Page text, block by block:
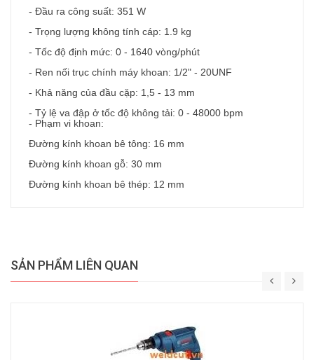
- Đầu ra công suất: 351 W
- Trọng lượng không tính cáp: 1.9 kg
- Tốc độ định mức: 0 - 1640 vòng/phút
- Ren nối trục chính máy khoan: 1/2" - 20UNF
- Khả năng của đầu cặp: 1,5 - 13 mm
- Tỷ lệ va đập ở tốc độ không tải: 0 - 48000 bpm
- Phạm vi khoan:
Đường kính khoan bê tông: 16 mm
Đường kính khoan gỗ: 30 mm
Đường kính khoan bê thép: 12 mm
SẢN PHẨM LIÊN QUAN